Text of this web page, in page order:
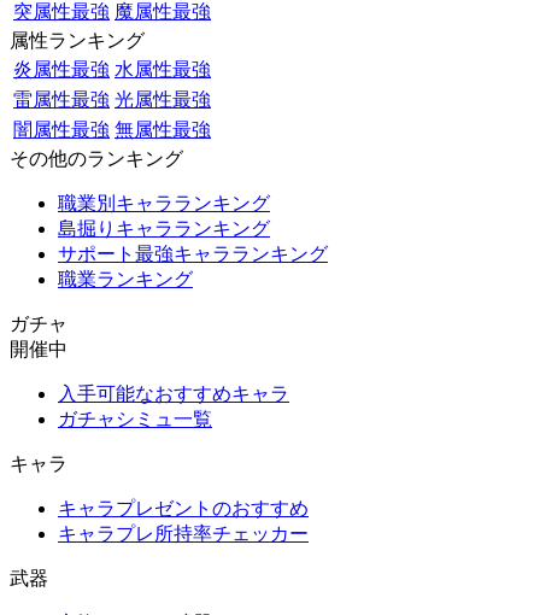
突属性最強 魔属性最強
属性ランキング
炎属性最強 水属性最強
雷属性最強 光属性最強
闇属性最強 無属性最強
その他のランキング
職業別キャラランキング
島掘りキャラランキング
サポート最強キャラランキング
職業ランキング
ガチャ
開催中
入手可能なおすすめキャラ
ガチャシミュ一覧
キャラ
キャラプレゼントのおすすめ
キャラプレ所持率チェッカー
武器